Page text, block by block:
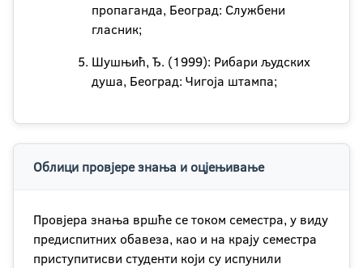
пропаганда, Београд: Службени
гласник;
Шушњић, Ђ. (1999): Рибари људских
душа, Београд: Чигоја штампа;
Облици провјере знања и оцјењивање
Провјера знања вршће се током семестра, у виду
предиспитних обавеза, као и на крају семестра
приступитисви студенти који су испунили